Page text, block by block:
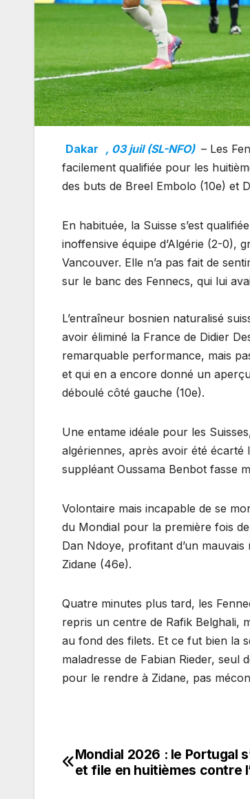
Dakar , 03 juil (SL-NFO) – Les
facilement qualifiée pour les
des buts de Breel Embolo (10e) et
En habituée, la Suisse s’est
inoffensive équipe d’Algérie (2-0),
Vancouver. Elle n’a pas fait de
sur le banc des Fennecs, qui lui
L’entraîneur bosnien naturalisé
avoir éliminé la France de Didier
remarquable performance, mais
et qui en a encore donné un
déboulé côté gauche (10e).
Une entame idéale pour les
algériennes, après avoir été
suppléant Oussama Benbot fasse
Volontaire mais incapable de se
du Mondial pour la première fois
Dan Ndoye, profitant d’un
Zidane (46e).
Quatre minutes plus tard, les
repris un centre de Rafik Belghali,
au fond des filets. Et ce fut bien la
maladresse de Fabian Rieder, seul
pour le rendre à Zidane, pas
Navigation
Mondial 2026 : le Portugal
et file en huitièmes contre